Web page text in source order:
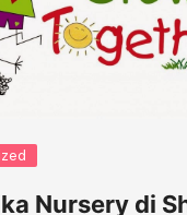
Nursery di